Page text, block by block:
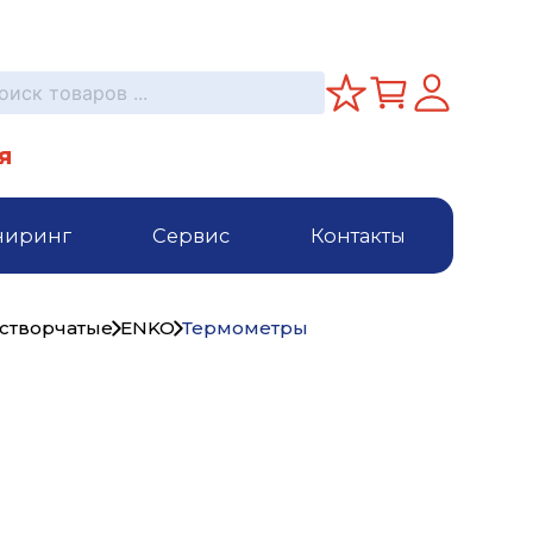
Сервис Контакты
ENKO Термометры